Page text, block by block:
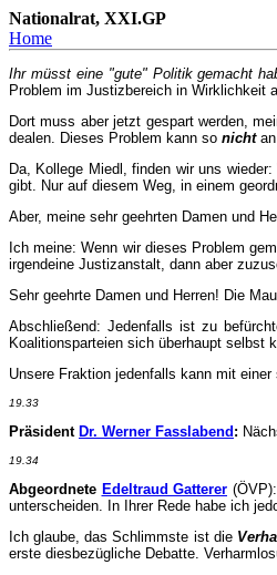
Nationalrat, XXI.GP
Home
Ihr müsst eine "gute" Politik gemacht
Problem im Justizbereich in Wirklichkeit
Dort muss aber jetzt gespart werden,
dealen. Dieses Problem kann so nicht
Da, Kollege Miedl, finden wir uns
gibt. Nur auf diesem Weg, in einem
Aber, meine sehr geehrten Damen und
Ich meine: Wenn wir dieses Problem
irgendeine Justizanstalt, dann aber
Sehr geehrte Damen und Herren! Die
Abschließend: Jedenfalls ist zu
Koalitionsparteien sich überhaupt selbst
Unsere Fraktion jedenfalls kann mit
19.33
Präsident Dr. Werner Fasslabend :
19.34
Abgeordnete Edeltraud Gatterer
unterscheiden. In Ihrer Rede habe ich
Ich glaube, das Schlimmste ist die
erste diesbezügliche Debatte.